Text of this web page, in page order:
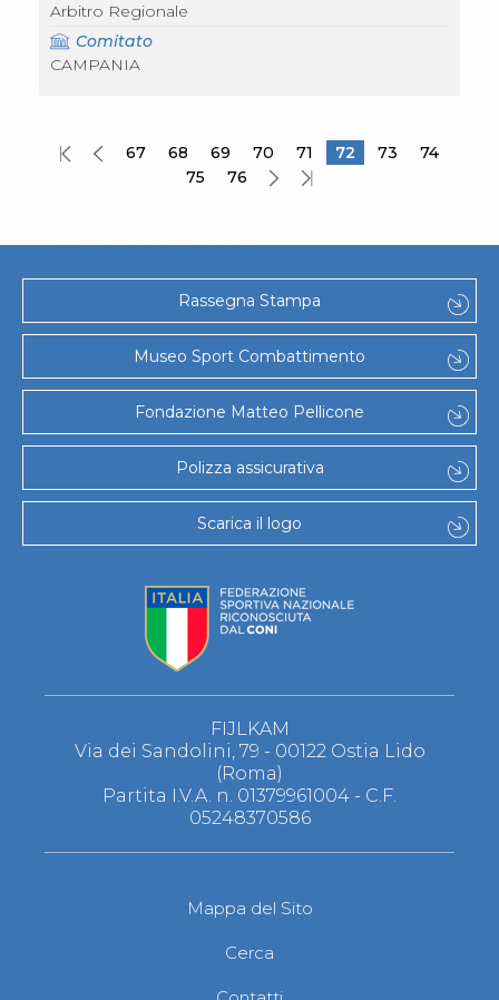
Arbitro Regionale
Comitato
CAMPANIA
67 68 69 70 71 72 73
74
75
76
Rassegna Stampa
Museo Sport Combattimento
Fondazione Matteo Pellicone
Polizza assicurativa
Scarica il logo
FIJLKAM
Via dei Sandolini, 79 - 00122 Ostia Lido
(Roma)
Partita I.V.A. n. 01379961004 - C.F.
05248370586
Mappa del Sito
Cerca